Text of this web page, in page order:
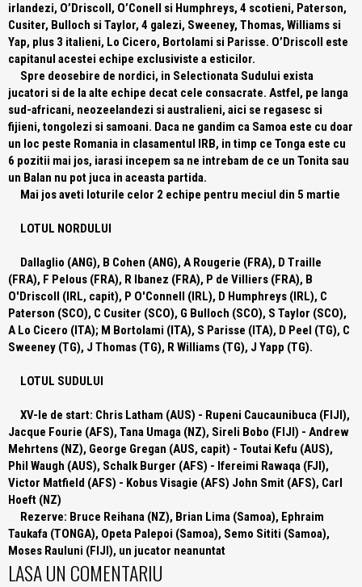
irlandezi, O’Driscoll, O’Conell si Humphreys, 4 scotieni, Paterson,
Cusiter, Bulloch si Taylor, 4 galezi, Sweeney, Thomas, Williams si
Yap, plus 3 italieni, Lo Cicero, Bortolami si Parisse. O’Driscoll este
capitanul acestei echipe exclusiviste a esticilor.
Spre deosebire de nordici, in Selectionata Sudului exista
jucatori si de la alte echipe decat cele consacrate. Astfel, pe langa
sud-africani, neozeelandezi si australieni, aici se regasesc si
fijieni, tongolezi si samoani. Daca ne gandim ca Samoa este cu doar
un loc peste Romania in clasamentul IRB, in timp ce Tonga este cu
6 pozitii mai jos, iarasi incepem sa ne intrebam de ce un Tonita sau
un Balan nu pot juca in aceasta partida.
Mai jos aveti loturile celor 2 echipe pentru meciul din 5 martie
LOTUL NORDULUI
Dallaglio (ANG), B Cohen (ANG), A Rougerie (FRA), D Traille
(FRA), F Pelous (FRA), R Ibanez (FRA), P de Villiers (FRA), B
O'Driscoll (IRL, capit), P O'Connell (IRL), D Humphreys (IRL), C
Paterson (SCO), C Cusiter (SCO), G Bulloch (SCO), S Taylor (SCO),
A Lo Cicero (ITA); M Bortolami (ITA), S Parisse (ITA), D Peel (TG), C
Sweeney (TG), J Thomas (TG), R Williams (TG), J Yapp (TG).
LOTUL SUDULUI
XV-le de start: Chris Latham (AUS) - Rupeni Caucaunibuca (FIJI),
Jacque Fourie (AFS), Tana Umaga (NZ), Sireli Bobo (FIJI) - Andrew
Mehrtens (NZ), George Gregan (AUS, capit) - Toutai Kefu (AUS),
Phil Waugh (AUS), Schalk Burger (AFS) - Ifereimi Rawaqa (FJI),
Victor Matfield (AFS) - Kobus Visagie (AFS) John Smit (AFS), Carl
Hoeft (NZ)
Rezerve: Bruce Reihana (NZ), Brian Lima (Samoa), Ephraim
Taukafa (TONGA), Opeta Palepoi (Samoa), Semo Sititi (Samoa),
Moses Rauluni (FIJI), un jucator neanuntat
LASA UN COMENTARIU